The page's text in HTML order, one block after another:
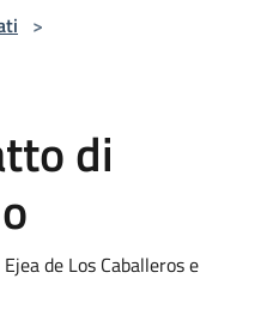
>
di
de Los Caballeros e